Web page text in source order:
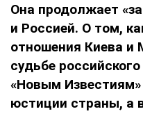
Она продолжает
и Россией. О том,
отношения Киева
судьбе
«Новым
юстиции страны, а